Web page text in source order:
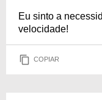
Eu sinto a
velocidade!
COPIAR